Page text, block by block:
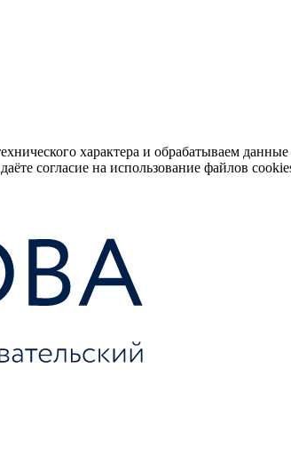
характера и обрабатываем
согласие на использование файлов